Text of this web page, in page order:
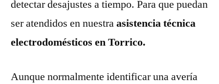
detectar desajustes a tiempo. Para que puedan
ser atendidos en nuestraasistencia técnica
electrodomésticos en Torrico.
Aunque normalmente identificar una avería